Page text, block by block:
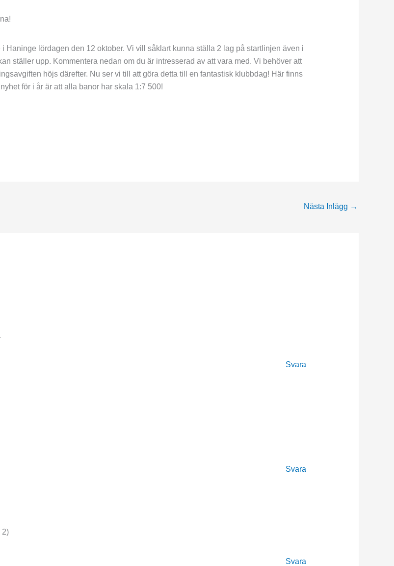
Haninge lördagen den 12 oktober. Vi vill såklart kunna ställa 2 lag på startlinjen även i
ställer upp. Kommentera nedan om du är intresserad av att vara med. Vi behöver att
höjs därefter. Nu ser vi till att göra detta till en fantastisk klubbdag! Här finns
för i år är att alla banor har skala 1:7 500!
Nästa Inlägg →
Svara
Svara
2)
Svara